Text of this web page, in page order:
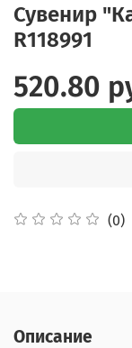
Сувенир
R118991
(0)
520.80
Описание